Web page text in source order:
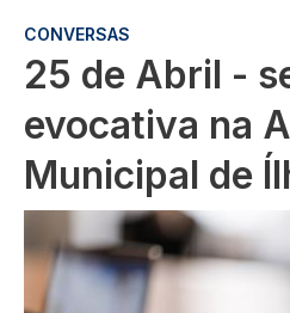
CONVERSAS
25 de Abril -
evocativa na
Municipal de